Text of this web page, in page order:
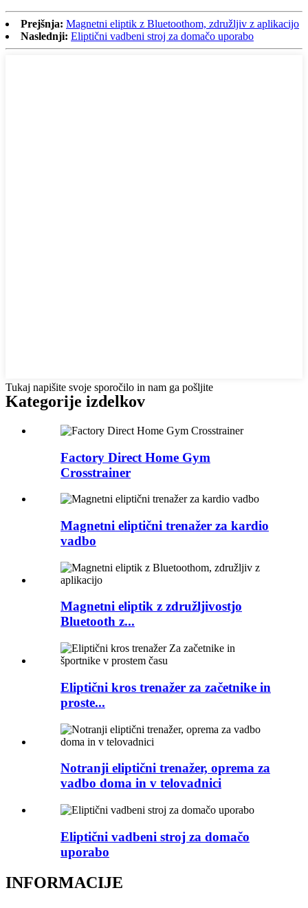
Prejšnja: Magnetni eliptik z Bluetoothom, združljiv z aplikacijo
Naslednji: Eliptični vadbeni stroj za domačo uporabo
Tukaj napišite svoje sporočilo in nam ga pošljite
Kategorije izdelkov
Factory Direct Home Gym
Crosstrainer
Magnetni eliptični trenažer za kardio
vadbo
Magnetni eliptik z združljivostjo
Bluetooth z...
Eliptični kros trenažer za začetnike in
proste...
Notranji eliptični trenažer, oprema za
vadbo doma in v telovadnici
Eliptični vadbeni stroj za domačo
uporabo
INFORMACIJE